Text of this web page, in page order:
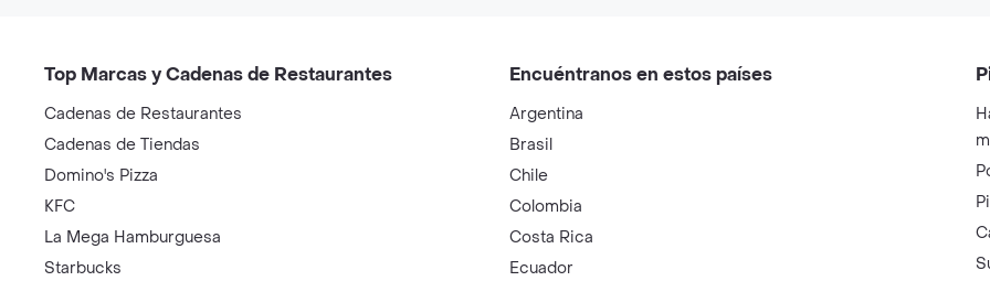
Top Marcas y Cadenas de Restaurantes
Cadenas de Restaurantes
Cadenas de Tiendas
Domino's Pizza
KFC
La Mega Hamburguesa
Starbucks
Encuéntranos en estos países
Argentina
Brasil
Chile
Colombia
Costa Rica
Ecuador